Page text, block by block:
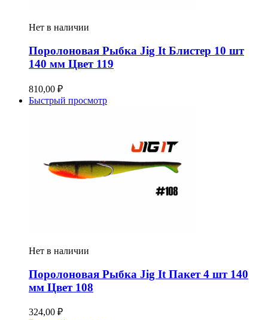
Нет в наличии
Поролоновая Рыбка Jig It Блистер 10 шт
140 мм Цвет 119
810,00 ₽
Быстрый просмотр
Нет в наличии
Поролоновая Рыбка Jig It Пакет 4 шт 140
мм Цвет 108
324,00 ₽